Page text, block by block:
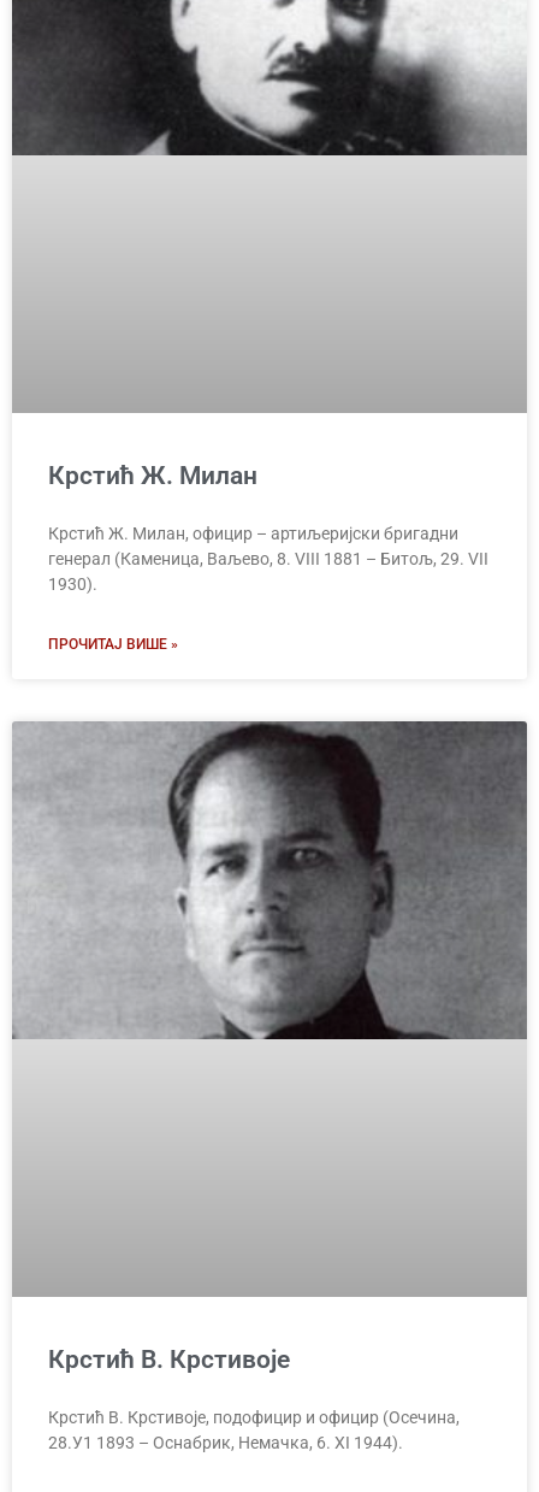
Крстић Ж. Милан
Крстић Ж. Милан, официр – артиљеријски бригадни
генерал (Каменица, Ваљево, 8. VIII 1881 – Битољ, 29. VII
1930).
ПРОЧИТАЈ ВИШЕ »
Крстић В. Крстивоје
Крстић В. Крстивоје, подофицир и официр (Осечина,
28.У1 1893 – Оснабрик, Немачка, 6. XI 1944).